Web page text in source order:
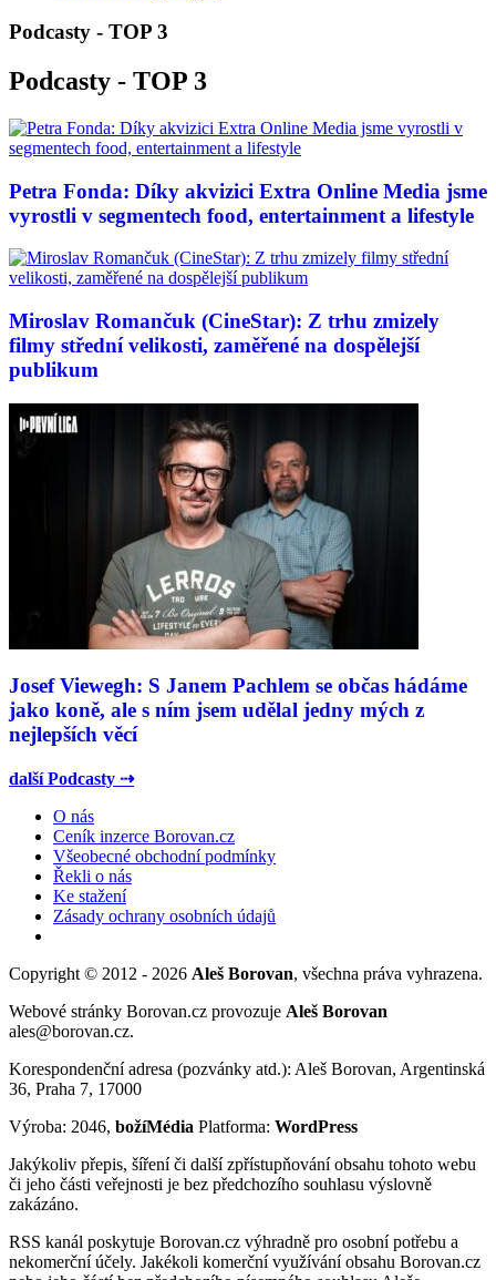
Podcasty - TOP 3
Podcasty - TOP 3
Petra Fonda: Díky akvizici Extra Online Media jsme
vyrostli v segmentech food, entertainment a lifestyle
Miroslav Romančuk (CineStar): Z trhu zmizely
filmy střední velikosti, zaměřené na dospělejší
publikum
Josef Viewegh: S Janem Pachlem se občas hádáme
jako koně, ale s ním jsem udělal jedny mých z
nejlepších věcí
další Podcasty ⇢
O nás
Ceník inzerce Borovan.cz
Všeobecné obchodní podmínky
Řekli o nás
Ke stažení
Zásady ochrany osobních údajů
Copyright © 2012 - 2026 Aleš Borovan, všechna práva vyhrazena.
Webové stránky Borovan.cz provozuje Aleš Borovan
ales@borovan.cz.
Korespondenční adresa (pozvánky atd.): Aleš Borovan, Argentinská
36, Praha 7, 17000
Výroba: 2046, božíMédia Platforma: WordPress
Jakýkoliv přepis, šíření či další zpřístupňování obsahu tohoto webu
či jeho části veřejnosti je bez předchozího souhlasu výslovně
zakázáno.
RSS kanál poskytuje Borovan.cz výhradně pro osobní potřebu a
nekomerční účely. Jakékoli komerční využívání obsahu Borovan.cz